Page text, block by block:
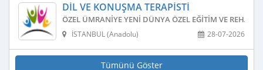
DIL VE KONUŞMA TERAPISTI
ÖZEL ÜMRANIYE YENI DÜNYA ÖZEL EĞITIM VE
28-07-2026
İSTANBUL (Anadolu)
Tümünü Göster